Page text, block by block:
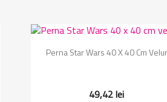
Vizualizare rapida
Perna Star Wars 40 X 40 Cm Velur
49,42 lei